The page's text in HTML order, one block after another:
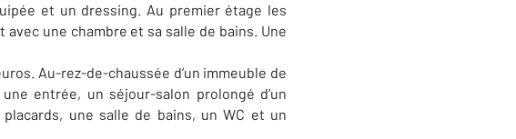
et un dressing. Au premier étage les
avec une chambre et sa salle de bains. Une
Au-rez-de-chaussée d’un immeuble de
entrée, un séjour-salon prolongé d’un
une salle de bains, un WC et un